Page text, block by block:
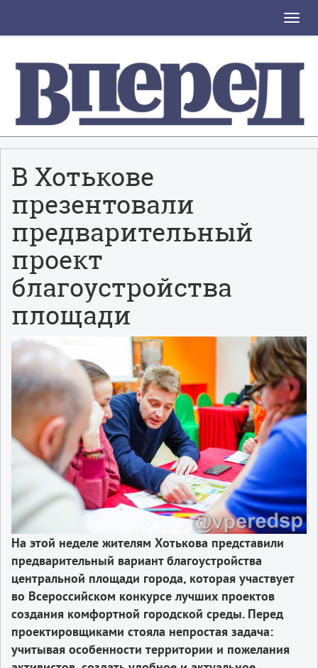
Toggle
В Хотькове
презентовали
предварительный
проект
благоустройства
площади
На этой неделе жителям Хотькова представили
предварительный вариант благоустройства
центральной площади города, которая участвует
во Всероссийском конкурсе лучших проектов
создания комфортной городской среды. Перед
проектировщиками стояла непростая задача:
учитывая особенности территории и пожелания